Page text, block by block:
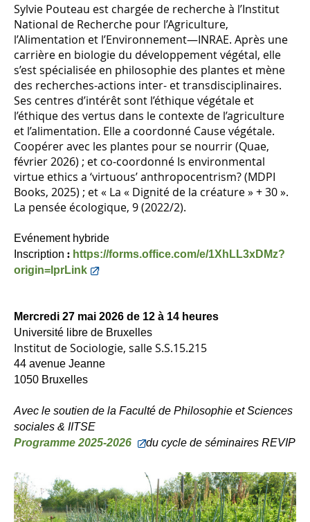
Sylvie Pouteau est chargée de recherche à l’Institut
National de Recherche pour l’Agriculture,
l’Alimentation et l’Environnement—INRAE. Après une
carrière en biologie du développement végétal, elle
s’est spécialisée en philosophie des plantes et mène
des recherches-actions inter- et transdisciplinaires.
Ses centres d’intérêt sont l’éthique végétale et
l’éthique des vertus dans le contexte de l’agriculture
et l’alimentation. Elle a coordonné Cause végétale.
Coopérer avec les plantes pour se nourrir (Quae,
février 2026) ; et co-coordonné Is environmental
virtue ethics a ‘virtuous’ anthropocentrism? (MDPI
Books, 2025) ; et « La « Dignité de la créature » + 30 ».
La pensée écologique, 9 (2022/2).
Evénement hybride
Inscription : https://forms.office.com/e/1XhLL3xDMz?
origin=lprLink
Mercredi 27 mai 2026 de 12 à 14 heures
Université libre de Bruxelles
Institut de Sociologie, salle S.S.15.215
44 avenue Jeanne
1050 Bruxelles
Avec le soutien de la Faculté de Philosophie et Sciences
sociales & IITSE
Programme 2025-2026
du cycle de séminaires REVIP